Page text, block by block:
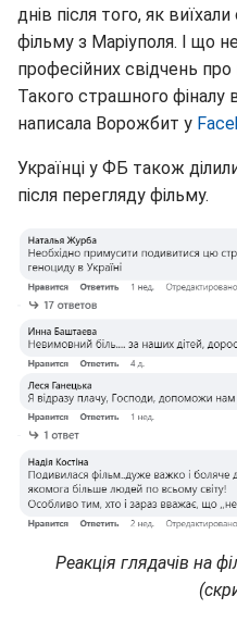
днів після того, як
фільму з Маріуполя. І що
професійних свідчень
Такого страшного фіналу
написала Ворожбит у
Українці у ФБ також
після перегляду фільму.
Реакція глядачів на